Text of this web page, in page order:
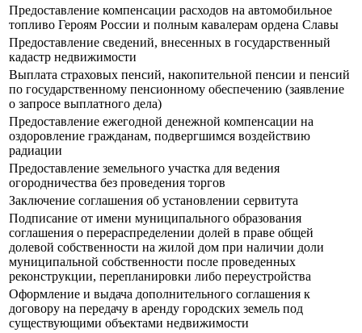
Предоставление компенсации расходов на автомобильное
топливо Героям России и полным кавалерам ордена Славы
Предоставление сведений, внесенных в государственный
кадастр недвижимости
Выплата страховых пенсий, накопительной пенсии и пенсий
по государственному пенсионному обеспечению (заявление
о запросе выплатного дела)
Предоставление ежегодной денежной компенсации на
оздоровление гражданам, подвергшимся воздействию
радиации
Предоставление земельного участка для ведения
огородничества без проведения торгов
Заключение соглашения об установлении сервитута
Подписание от имени муниципального образования
соглашения о перераспределении долей в праве общей
долевой собственности на жилой дом при наличии доли
муниципальной собственности после проведенных
реконструкции, перепланировки либо переустройства
Оформление и выдача дополнительного соглашения к
договору на передачу в аренду городских земель под
существующими объектами недвижимости